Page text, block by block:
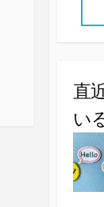
直
い